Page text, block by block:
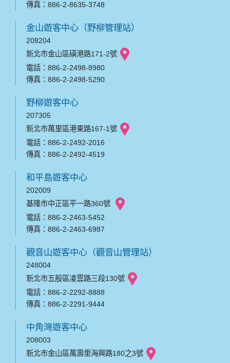
傳真：886-2-8635-3748
金山遊客中心（野柳管理站）
208204
新北市金山區磺港路171-2號
電話：886-2-2498-8980
傳真：886-2-2498-5290
野柳遊客中心
207305
新北市萬里區港東路167-1號
電話：886-2-2492-2016
傳真：886-2-2492-4519
和平島遊客中心
202009
基隆市中正區平一路360號
電話：886-2-2463-5452
傳真：886-2-2463-6987
觀音山遊客中心（觀音山管理站）
248004
新北市五股區凌雲路三段130號
電話：886-2-2292-8888
傳真：886-2-2291-9444
中角灣遊客中心
208003
新北市金山區萬壽里海興路180之3號